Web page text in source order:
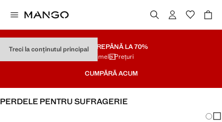
Treci la conținutul principalSOLDAREPÂNĂ LA 70%
Ultimele Prețuri
CUMPĂRĂ ACUM
PERDELE PENTRU SUFRAGERIE